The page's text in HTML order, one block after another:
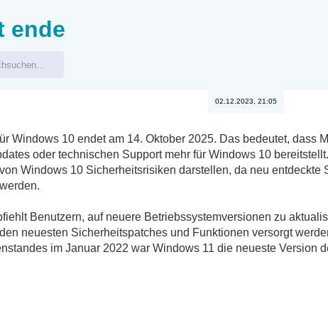
ende
02.12.2023, 21:05
Windows 10 endet am 14. Oktober 2025. Das bedeutet, dass
oder technischen Support mehr für Windows 10
Windows 10 Sicherheitsrisiken darstellen, da neu entdeckte
Benutzern, auf neuere Betriebssystemversionen zu
neuesten Sicherheitspatches und Funktionen versorgt
im Januar 2022 war Windows 11 die neueste Version